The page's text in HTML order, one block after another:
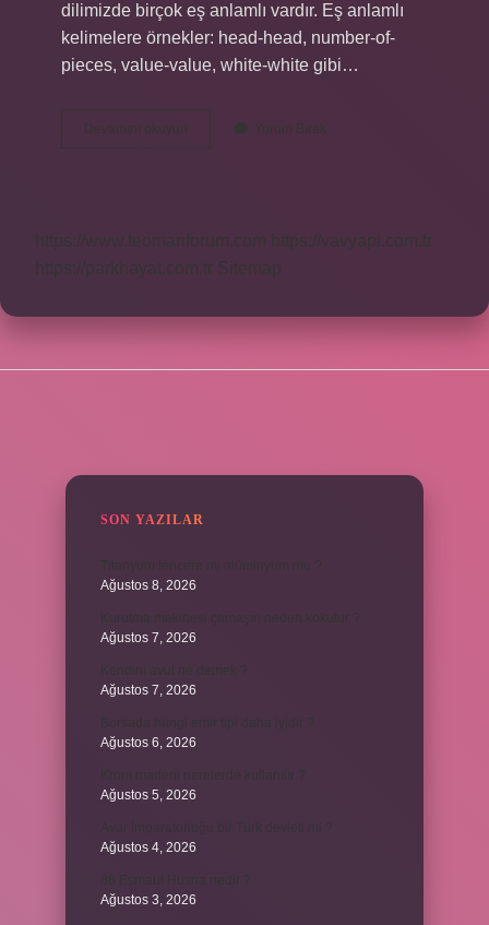
dilimizde birçok eş anlamlı vardır. Eş anlamlı
kelimelere örnekler: head-head, number-of-
pieces, value-value, white-white gibi…
Devamını okuyun
Ne
Yorum Bırak
https://www.teomanforum.com
https://vavyapi.com.tr
https://parkhayat.com.tr
Sitemap
SON YAZILAR
Ağustos 8, 2026
Ağustos 7, 2026
Ağustos 7, 2026
Ağustos 6, 2026
Ağustos 5, 2026
Ağustos 4, 2026
Ağustos 3, 2026